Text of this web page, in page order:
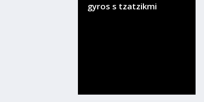
gyros s tzatzikmi